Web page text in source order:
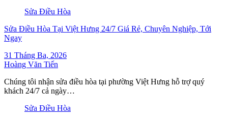
Sửa Điều Hòa
Sửa Điều Hòa Tại Việt Hưng 24/7 Giá Rẻ, Chuyên Nghiệp, Tới
Ngay
31 Tháng Ba, 2026
Hoàng Văn Tiến
Chúng tôi nhận sửa điều hòa tại phường Việt Hưng hỗ trợ quý
khách 24/7 cả ngày…
Sửa Điều Hòa